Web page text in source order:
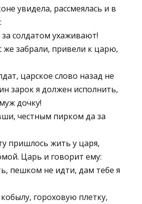
увидела, рассмеялась и в
солдатом ухаживают!
же забрали, привели к царю,
царское слово назад не
зарок я должен исполнить,
дочку!
честным пирком да за
пришлось жить у царя,
Царь и говорит ему:
пешком не идти, дам тебе я
гороховую плетку,